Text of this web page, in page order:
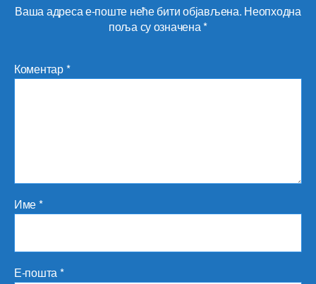
Ваша адреса е-поште неће бити објављена. Неопходна
поља су означена*
Коментар*
Име*
Е-пошта*